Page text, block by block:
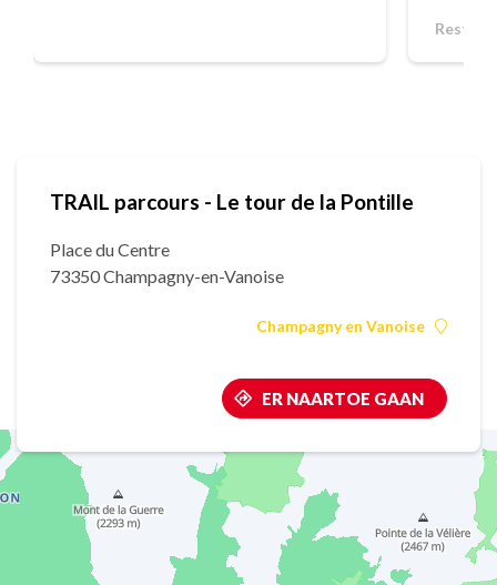
TRAIL parcours - Le tour de la Pontille
Place du Centre
73350 Champagny-en-Vanoise
Champagny en Vanoise
ER NAARTOE GAAN